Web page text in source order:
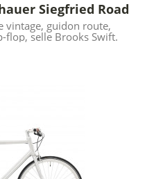
Siegfried Road
vintage, guidon route,
flop, selle Brooks Swift.